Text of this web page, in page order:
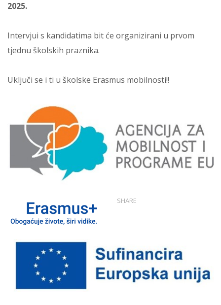
2025.
Intervjui s kandidatima bit će organizirani u prvom
tjednu školskih praznika.
Uključi se i ti u školske Erasmus mobilnosti!!
SHARE